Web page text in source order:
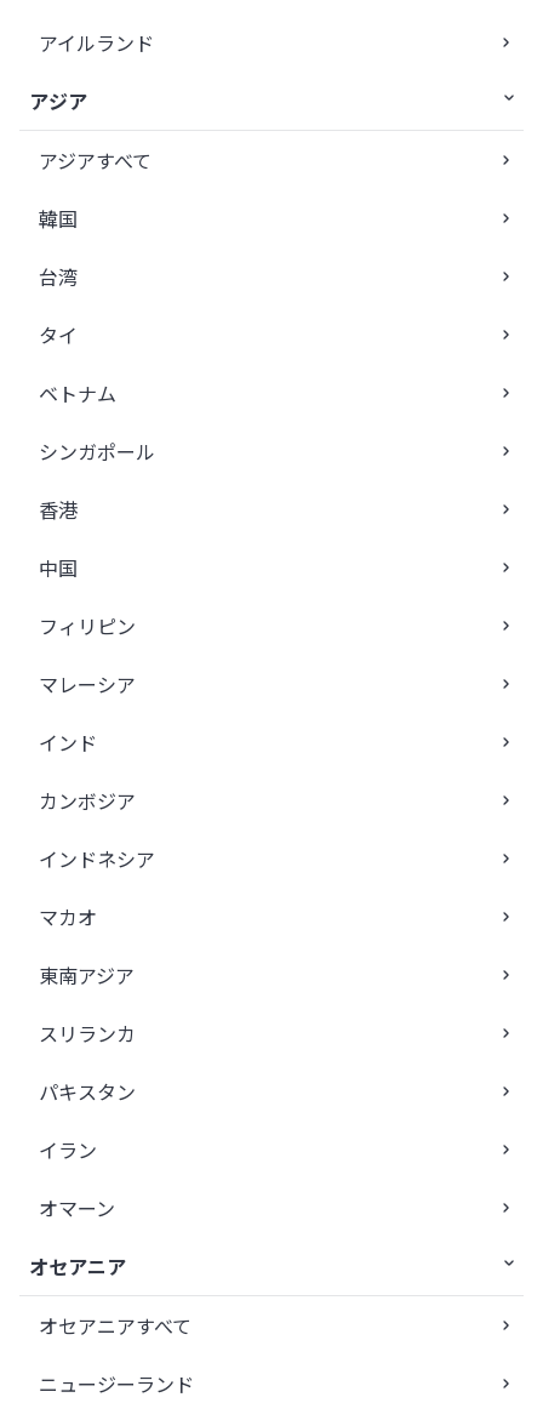
アイルランド
アジア
アジアすべて
韓国
台湾
タイ
ベトナム
シンガポール
香港
中国
フィリピン
マレーシア
インド
カンボジア
インドネシア
マカオ
東南アジア
スリランカ
パキスタン
イラン
オマーン
オセアニア
オセアニアすべて
ニュージーランド